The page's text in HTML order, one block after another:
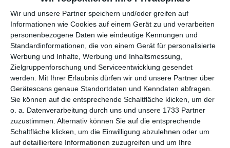
Wir und unsere Partner speichern und/oder greifen auf
Informationen wie Cookies auf einem Gerät zu und verarbeiten
personenbezogene Daten wie eindeutige Kennungen und
Standardinformationen, die von einem Gerät für personalisierte
Werbung und Inhalte, Werbung und Inhaltsmessung,
Zielgruppenforschung und Serviceentwicklung gesendet
werden.
Mit Ihrer Erlaubnis dürfen wir und unsere Partner über
Gerätescans genaue Standortdaten und Kenndaten abfragen.
Sie können auf die entsprechende Schaltfläche klicken, um der
o. a. Datenverarbeitung durch uns und unsere 1733 Partner
zuzustimmen. Alternativ können Sie auf die entsprechende
Schaltfläche klicken, um die Einwilligung abzulehnen oder um
auf detailliertere Informationen zuzugreifen und um Ihre
TEILEN
Facebook, Twitter, WhatsApp, ...
WEITERE KARTEN IN DIESEN
KATEGORIEN ANSEHEN
Religiöse Feste und Feiertage
Christliche Religion und Feiertage